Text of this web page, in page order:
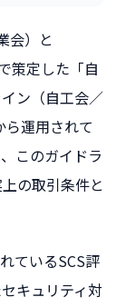
会）と
策定した「自
ン（自工会／
運用されて
このガイドラ
の取引条件と
ているSCS評
キュリティ対